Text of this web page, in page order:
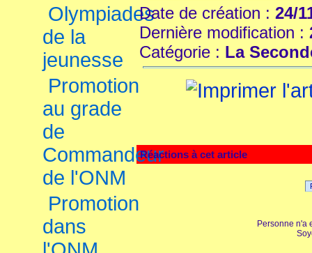
Olympiades
de la
jeunesse
Promotion
au grade
de
Commandeur
de l'ONM
Promotion
dans
Date de création : 24/
Dernière modification :
Catégorie : La
Réactions à cet article
Personne n'a